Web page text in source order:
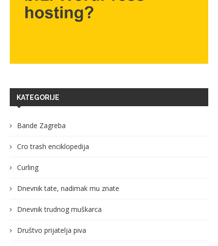
KATEGORIJE
Bande Zagreba
Cro trash enciklopedija
Curling
Dnevnik tate, nadimak mu znate
Dnevnik trudnog muškarca
Društvo prijatelja piva